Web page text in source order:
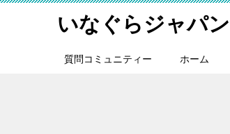
いなぐらジャパン
質問コミュニティー ホーム